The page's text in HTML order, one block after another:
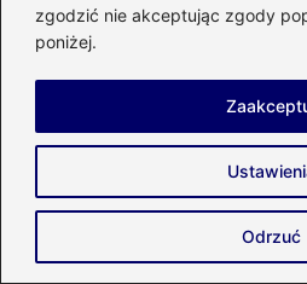
zgodzić nie akceptując zgody
poniżej.
Odrzuć
kilku
Sekrety